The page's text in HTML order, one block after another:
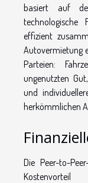
basiert auf
effizient
Autovermietung
Parteien:
ungenutzten
und
herkömmlichen
Die Peer-to-